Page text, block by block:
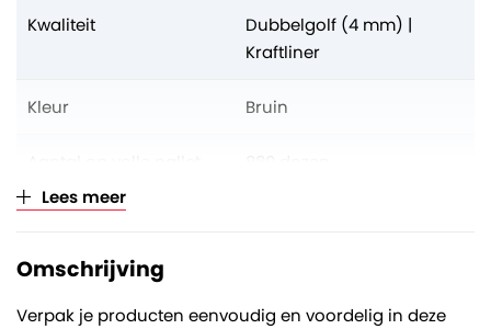
Kwaliteit
Dubbelgolf (4 mm) |
Kraftliner
Kleur Bruin
Verkoopeenheid
Lees meer
Omschrijving
Verpak je producten eenvoudig en voordelig in deze